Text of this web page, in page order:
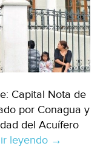
Capital Nota de
por Conagua y
del Acuífero
leyendo Coahuila:
→